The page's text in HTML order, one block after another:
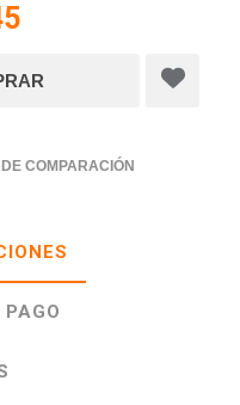
COMPARACIÓN